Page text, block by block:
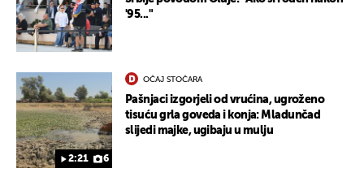
'95..."
2:21 6
OČAJ STOČARA
Pašnjaci izgorjeli od vrućina, ugroženo
tisuću grla goveda i konja: Mladunčad
slijedi majke, ugibaju u mulju
UKLJUČITE NOTIFIKACIJE